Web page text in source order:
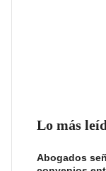
Lo más
Abogados